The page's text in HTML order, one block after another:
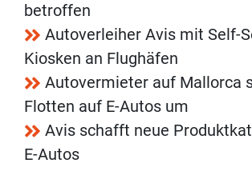
betroffen
Autoverleiher Avis mit Self-
Kiosken an Flughäfen
Autovermieter auf Mallorca
Flotten auf E-Autos um
Avis schafft neue
E-Autos